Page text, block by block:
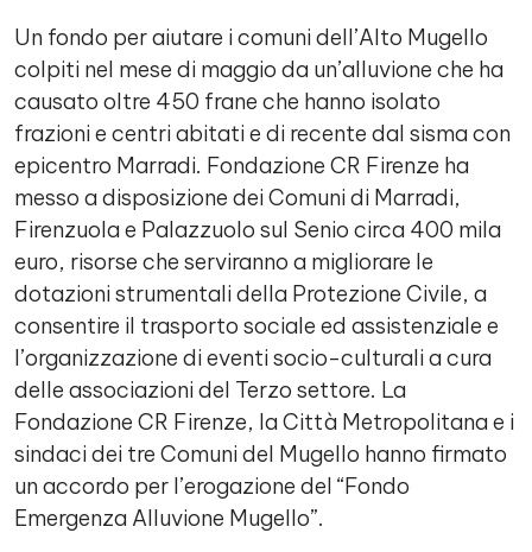
Un fondo per aiutare i comuni dell’Alto Mugello
colpiti nel mese di maggio da un’alluvione che ha
causato oltre 450 frane che hanno isolato
frazioni e centri abitati e di recente dal sisma con
epicentro Marradi. Fondazione CR Firenze ha
messo a disposizione dei Comuni di Marradi,
Firenzuola e Palazzuolo sul Senio circa 400 mila
euro, risorse che serviranno a migliorare le
dotazioni strumentali della Protezione Civile, a
consentire il trasporto sociale ed assistenziale e
l’organizzazione di eventi socio-culturali a cura
delle associazioni del Terzo settore. La
Fondazione CR Firenze, la Città Metropolitana e i
sindaci dei tre Comuni del Mugello hanno firmato
un accordo per l’erogazione del “Fondo
Emergenza Alluvione Mugello”.